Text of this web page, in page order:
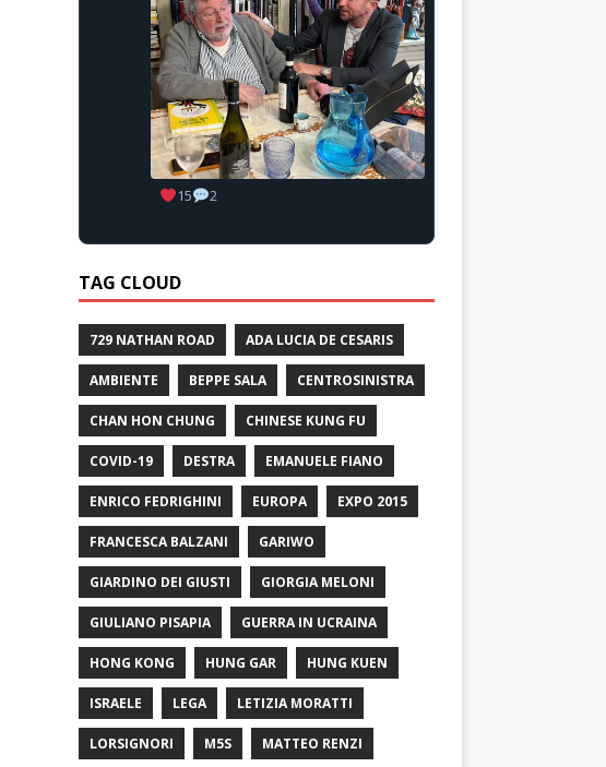
15 2
TAG CLOUD
729 NATHAN ROAD ADA LUCIA DE CESARIS
AMBIENTE BEPPE SALA CENTROSINISTRA
CHAN HON CHUNG CHINESE KUNG FU
COVID-19 DESTRA EMANUELE FIANO
ENRICO FEDRIGHINI EUROPA EXPO 2015
FRANCESCA BALZANI GARIWO
GIARDINO DEI GIUSTI GIORGIA MELONI
GIULIANO PISAPIA GUERRA IN UCRAINA
HONG KONG HUNG GAR HUNG KUEN
ISRAELE LEGA LETIZIA MORATTI
LORSIGNORI M5S MATTEO RENZI